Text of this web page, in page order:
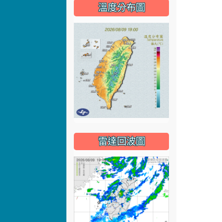
溫度分布圖
雷達回波圖